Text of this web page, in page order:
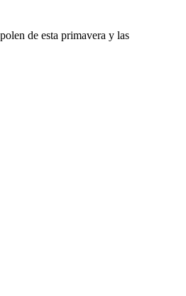
de esta primavera y las